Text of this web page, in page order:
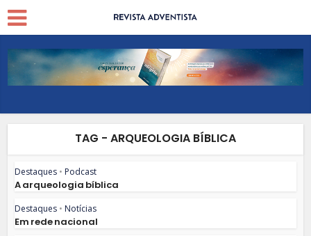
TAG - ARQUEOLOGIA BÍBLICA
Destaques • Podcast
A arqueologia bíblica
Destaques • Notícias
Em rede nacional